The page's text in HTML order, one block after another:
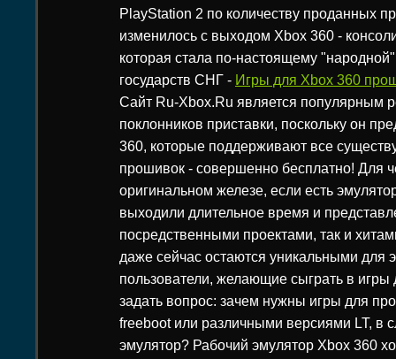
PlayStation 2 по количеству проданных
изменилось с выходом Xbox 360 -
которая стала по-настоящему
государств СНГ - Игры для Xbox 360
Сайт Ru-Xbox.Ru является популярным
поклонников приставки, поскольку он
360, которые поддерживают все
прошивок - совершенно бесплатно! Для
оригинальном железе, если есть
выходили длительное время и
посредственными проектами, так и
даже сейчас остаются уникальными для
пользователи, желающие сыграть в игры
задать вопрос: зачем нужны игры для
freeboot или различными версиями LT, в
эмулятор? Рабочий эмулятор Xbox 360